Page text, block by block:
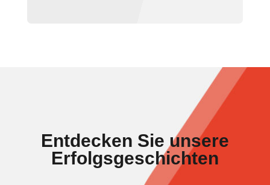
Entdecken Sie unsere
Erfolgsgeschichten